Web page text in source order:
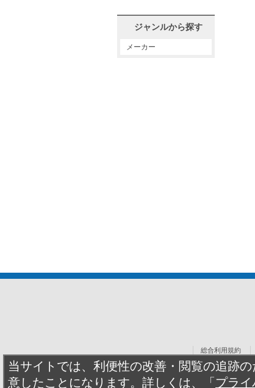
ジャンルから探す
メーカー
総合利用規約
当サイトでは、利便性の改善・閲覧の追跡
意したことになります。詳しくは、「 プラ